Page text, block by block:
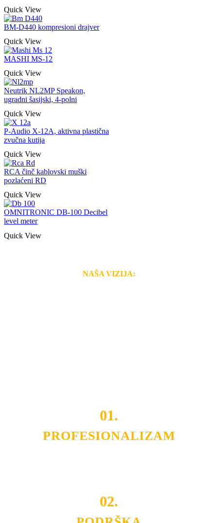
Quick View
BM-D440 kompresioni drajver
Quick View
MASHI MS-12
Quick View
Neutrik NL2MP Speakon,
ugradni šasijski, 4-polni
Quick View
P-Audio X-12A, aktivna plastična
zvučna kutija
Quick View
RCA činč kablovski muški
pozlaćeni RD
Quick View
OMNITRONIC DB-100 Decibel
level meter
Quick View
NAŠA VIZIJA:
01.
PROFESIONALIZAM
02.